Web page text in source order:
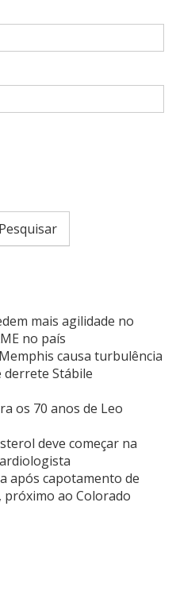
Pesquisar
mais agilidade no
no país
causa turbulência
Stábile
os 70 anos de Leo
deve começar na
após capotamento de
próximo ao Colorado